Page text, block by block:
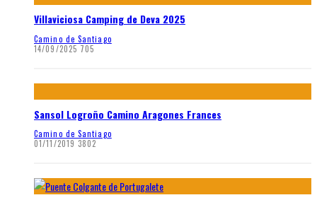
Villaviciosa Camping de Deva 2025
Camino de Santiago
14/09/2025 705
Sansol Logroño Camino Aragones Frances
Camino de Santiago
01/11/2019 3802